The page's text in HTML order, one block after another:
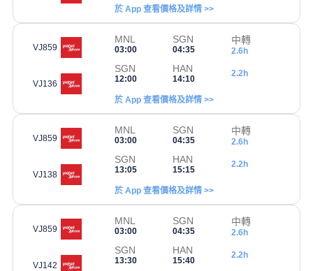
於 App 查看價格及詳情 >>
VJ859
MNL
03:00
SGN
04:35
中轉
2.6h
VJ136
SGN
12:00
HAN
14:10
2.2h
於 App 查看價格及詳情 >>
VJ859
MNL
03:00
SGN
04:35
中轉
2.6h
VJ138
SGN
13:05
HAN
15:15
2.2h
於 App 查看價格及詳情 >>
VJ859
MNL
03:00
SGN
04:35
中轉
2.6h
VJ142
SGN
13:30
HAN
15:40
2.2h